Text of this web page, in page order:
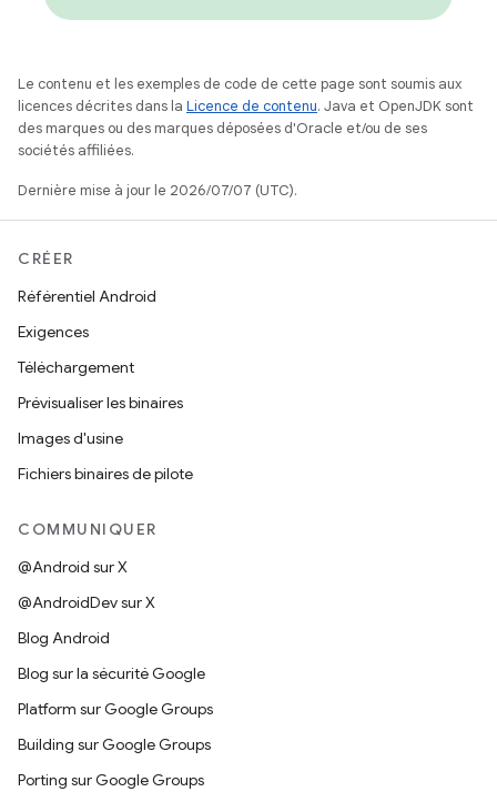
Le contenu et les exemples de code de cette page sont soumis aux
licences décrites dans la Licence de contenu. Java et OpenJDK sont
des marques ou des marques déposées d'Oracle et/ou de ses
sociétés affiliées.
Dernière mise à jour le 2026/07/07 (UTC).
CRÉER
Référentiel Android
Exigences
Téléchargement
Prévisualiser les binaires
Images d'usine
Fichiers binaires de pilote
COMMUNIQUER
@Android sur X
@AndroidDev sur X
Blog Android
Blog sur la sécurité Google
Platform sur Google Groups
Building sur Google Groups
Porting sur Google Groups